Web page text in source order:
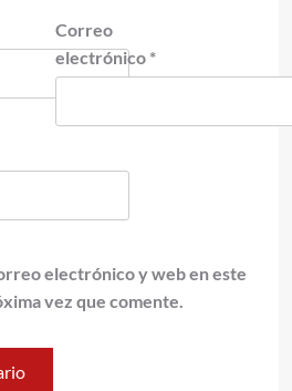
Correo
electrónico *
electrónico y web en este
vez que comente.